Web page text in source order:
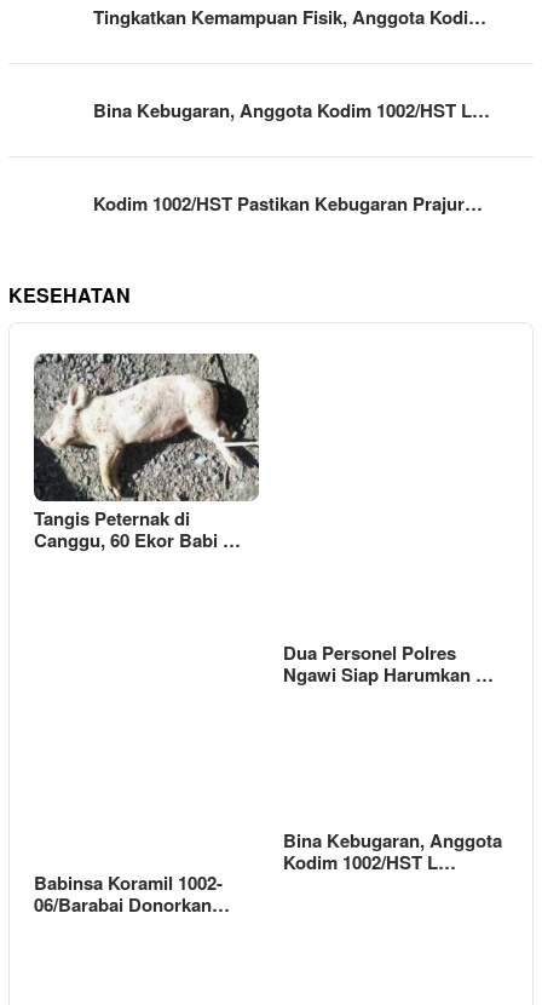
Tingkatkan Kemampuan Fisik, Anggota Kodi…
Bina Kebugaran, Anggota Kodim 1002/HST L…
Kodim 1002/HST Pastikan Kebugaran Prajur…
KESEHATAN
Tangis Peternak di
Canggu, 60 Ekor Babi …
Dua Personel Polres
Ngawi Siap Harumkan …
Babinsa Koramil 1002-
06/Barabai Donorkan…
Bina Kebugaran, Anggota
Kodim 1002/HST L…